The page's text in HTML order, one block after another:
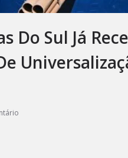
Do Sul Já